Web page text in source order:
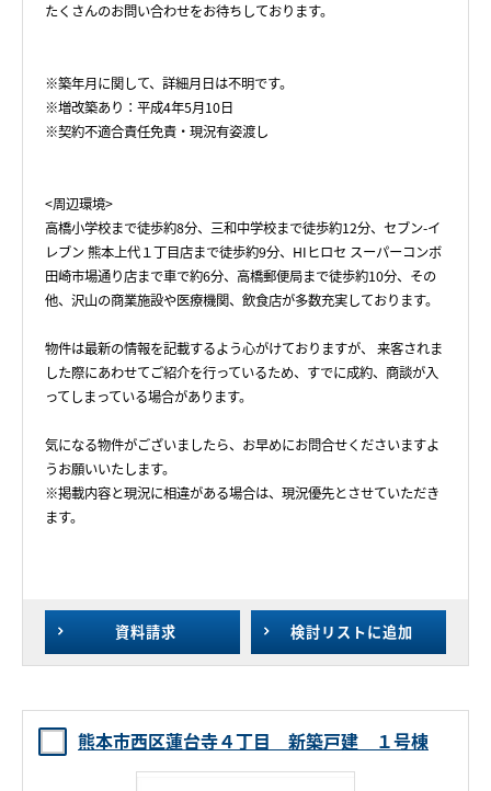
資料請求 検討リストに追加
たくさんのお問い合わせをお待ちしております。
※築年月に関して、詳細月日は不明です。
※増改築あり：平成4年5月10日
※契約不適合責任免責・現況有姿渡し
<周辺環境>
高橋小学校まで徒歩約8分、三和中学校まで徒歩約12分、セブン-イ
レブン 熊本上代１丁目店まで徒歩約9分、HIヒロセ スーパーコンボ
田崎市場通り店まで車で約6分、高橋郵便局まで徒歩約10分、その
他、沢山の商業施設や医療機関、飲食店が多数充実しております。
物件は最新の情報を記載するよう心がけておりますが、 来客されま
した際にあわせてご紹介を行っているため、すでに成約、商談が入
ってしまっている場合があります。
気になる物件がございましたら、お早めにお問合せくださいますよ
うお願いいたします。
※掲載内容と現況に相違がある場合は、現況優先とさせていただき
ます。
熊本市西区蓮台寺４丁目 新築戸建 １号棟